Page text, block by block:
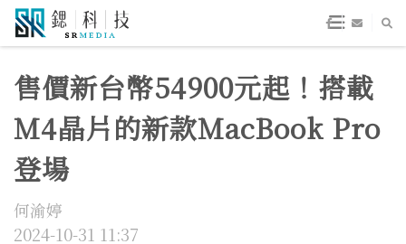
售價新台幣54900元起！搭載
M4晶片的新款MacBook Pro
登場
何渝婷
2024-10-31 11:37